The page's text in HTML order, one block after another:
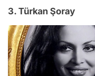
3. Türkan Şoray